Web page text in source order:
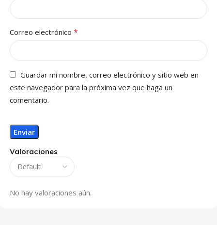
Valoraciones
No hay valoraciones aún.
Correo electrónico *
Guardar mi nombre, correo electrónico y sitio web en
este navegador para la próxima vez que haga un
comentario.